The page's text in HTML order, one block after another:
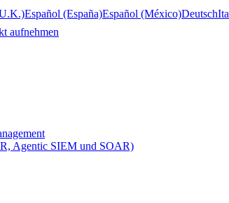
Español (España)Español (México)Deutsch
aufnehmen
Agentic SIEM und SOAR)